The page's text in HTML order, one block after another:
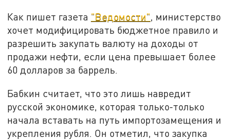
Как пишет газета "Ведомости", министерство
хочет модифицировать бюджетное правило и
разрешить закупать валюту на доходы от
продажи нефти, если цена превышает более
60 долларов за баррель.
Бабкин считает, что это лишь навредит
русской экономике, которая только-только
начала вставать на путь импортозамещения и
укрепления рубля. Он отметил, что закупка